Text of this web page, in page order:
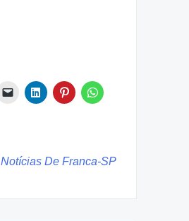
Notícias De Franca-SP